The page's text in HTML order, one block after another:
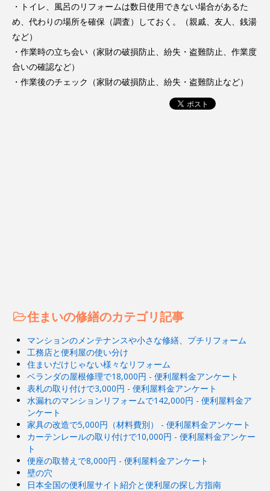
・トイレ、風呂のリフォームは数日使用できない場合があるた
め、代わりの場所を確保（調査）しておく。（親戚、友人、銭湯
など）
・作業時の立ち会い（家財の破損防止、紛失・盗難防止、作業度
合いの確認など）
・作業後のチェック（家財の破損防止、紛失・盗難防止など）
住まいの修繕のカテゴリ記事
マンションのメンテナンスや小さな修繕、プチリフォーム
工務店と便利屋の使い分け
住まいだけじゃない様々なリフォーム
ベランダの屋根修理で18,000円 - 便利屋料金アンケート
表札の取り付けで3,000円 - 便利屋料金アンケート
水漏れのマンションリフォームで142,000円 - 便利屋料金ア
ンケート
家具の改造で5,000円（材料費別） - 便利屋料金アンケート
カーテンレールの取り付けで10,000円 - 便利屋料金アンケー
ト
便座の取替えで8,000円 - 便利屋料金アンケート
壁の穴
日本全国の便利屋サイト紹介と便利屋の探し方指南